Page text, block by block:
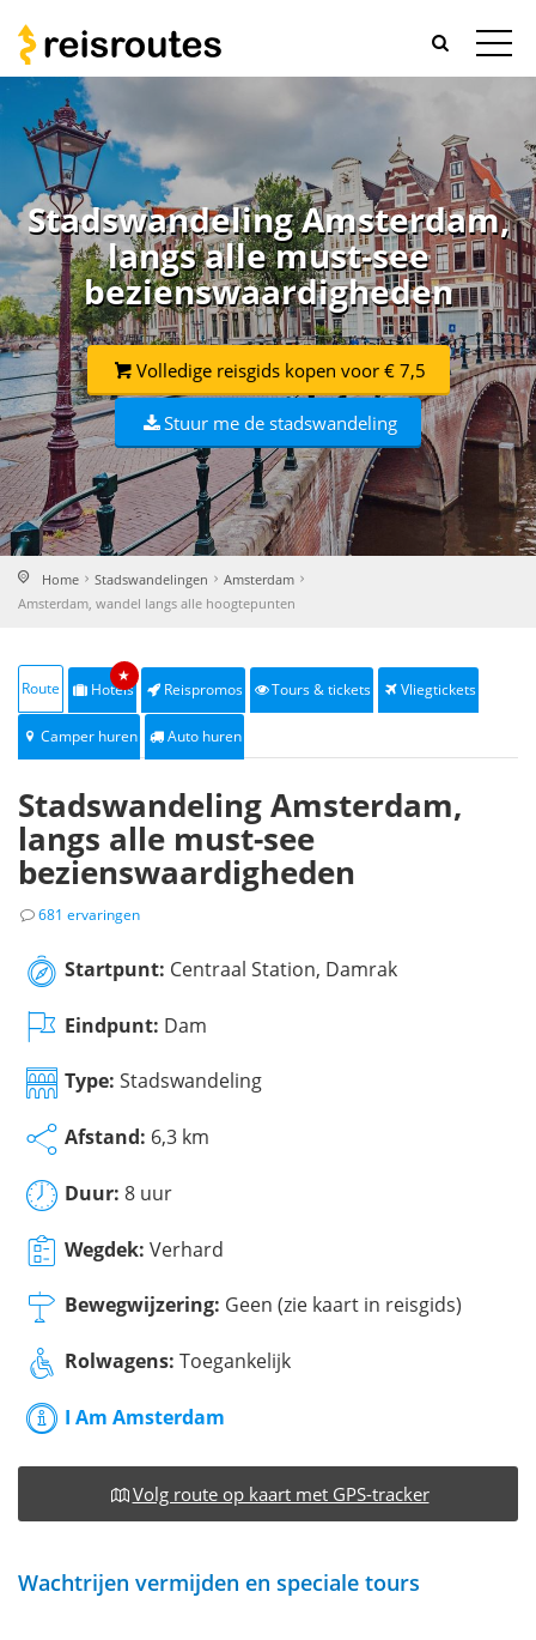
Stadswandeling Amsterdam,
langs alle must-see
bezienswaardigheden
Volledige reisgids kopen voor € 7,5
Stuur me de stadswandeling
Home Stadswandelingen
Amsterdam
Amsterdam, wandel langs alle hoogtepunten
Route Hotels
★
Reispromos Tours & tickets Vliegtickets
Camper huren Auto huren
Stadswandeling Amsterdam,
langs alle must-see
bezienswaardigheden
681 ervaringen
Startpunt: Centraal Station, Damrak
Eindpunt: Dam
Type: Stadswandeling
Afstand: 6,3 km
Duur: 8 uur
Wegdek: Verhard
Bewegwijzering: Geen (zie kaart in reisgids)
Rolwagens: Toegankelijk
I Am Amsterdam
Volg route op kaart met GPS-tracker
Wachtrijen vermijden en speciale tours